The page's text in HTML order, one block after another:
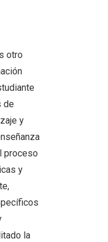
otro
de
y
proceso
y
la